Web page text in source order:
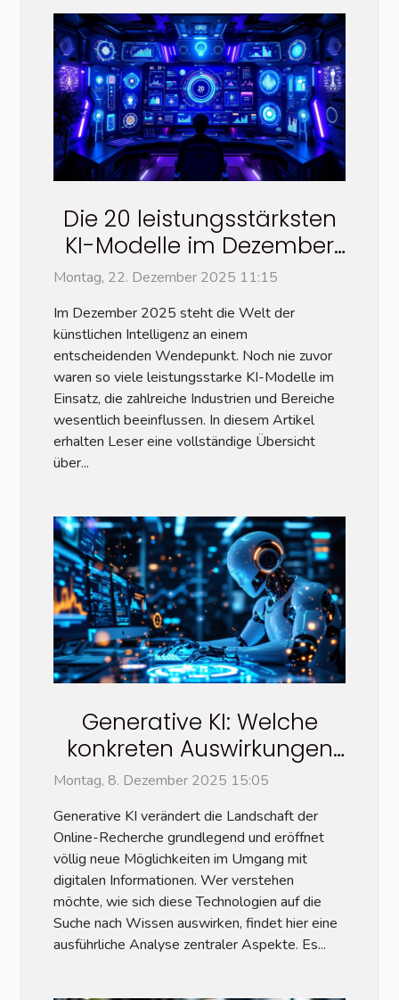
Die 20 leistungsstärksten
KI-Modelle im Dezember
2025: Eine vollständige
Übersicht
Montag, 22. Dezember 2025 11:15
Im Dezember 2025 steht die Welt der
künstlichen Intelligenz an einem
entscheidenden Wendepunkt. Noch nie zuvor
waren so viele leistungsstarke KI-Modelle im
Einsatz, die zahlreiche Industrien und Bereiche
wesentlich beeinflussen. In diesem Artikel
erhalten Leser eine vollständige Übersicht
über...
Generative KI: Welche
konkreten Auswirkungen
hat sie auf die Online-
Montag, 8. Dezember 2025 15:05
Generative KI verändert die Landschaft der
Online-Recherche grundlegend und eröffnet
völlig neue Möglichkeiten im Umgang mit
digitalen Informationen. Wer verstehen
möchte, wie sich diese Technologien auf die
Suche nach Wissen auswirken, findet hier eine
ausführliche Analyse zentraler Aspekte. Es...